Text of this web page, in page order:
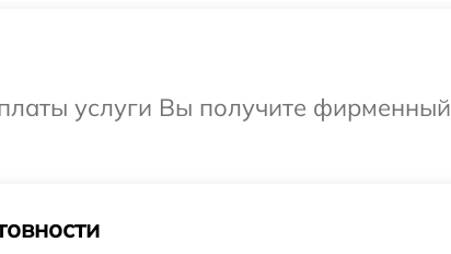
услуги Вы получите